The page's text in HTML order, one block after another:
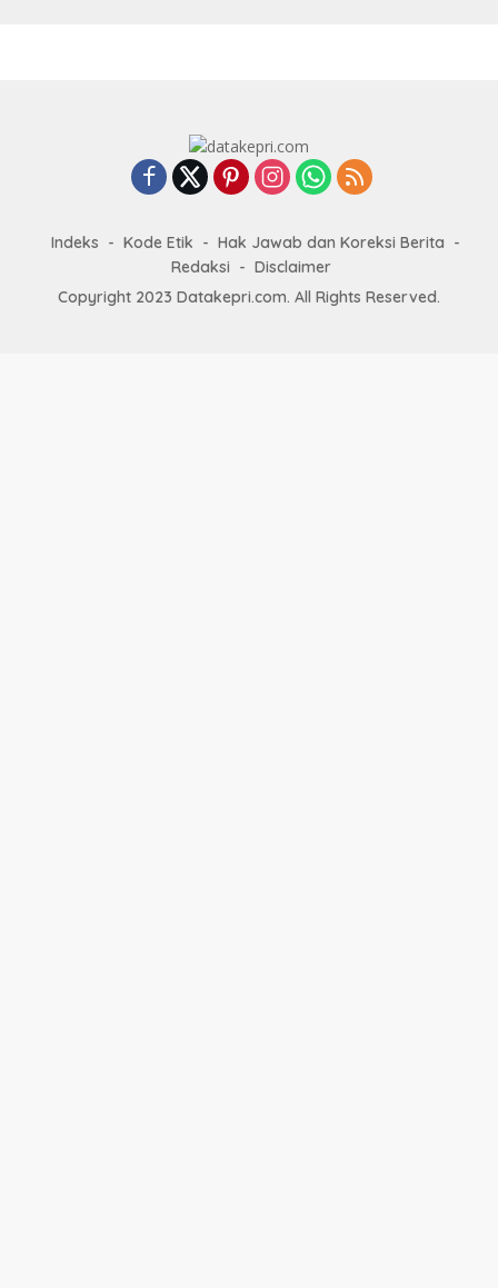
Indeks Kode Etik
Hak Jawab dan Koreksi Berita
Redaksi
Disclaimer
Copyright 2023 Datakepri.com. All Rights Reserved.